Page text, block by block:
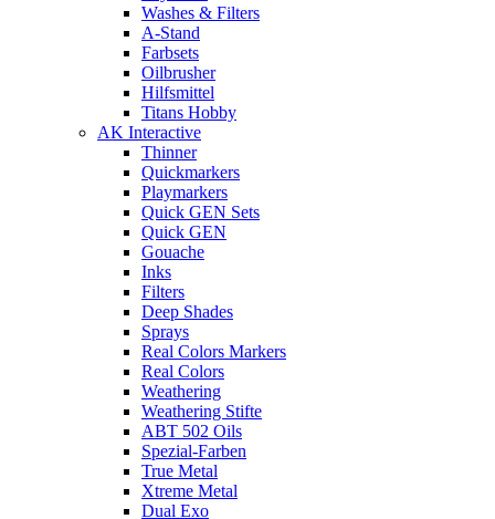
Washes & Filters
A-Stand
Farbsets
Oilbrusher
Hilfsmittel
Titans Hobby
AK Interactive
Thinner
Quickmarkers
Playmarkers
Quick GEN Sets
Quick GEN
Gouache
Inks
Filters
Deep Shades
Sprays
Real Colors Markers
Real Colors
Weathering
Weathering Stifte
ABT 502 Oils
Spezial-Farben
True Metal
Xtreme Metal
Dual Exo